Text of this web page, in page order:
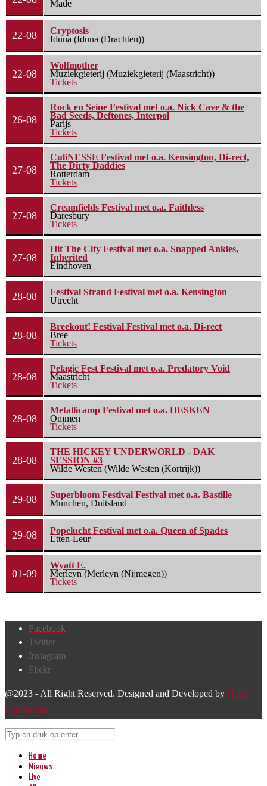
Made
22-08
Cryptosis
Iduna (Iduna (Drachten))
22-08
Wolfmother
Muziekgieterij (Muziekgieterij (Maastricht))
Tickets
26-08
Rock en Seine Festival met o.a. Nick Cave & the
Bad Seeds, Deftones, Interpol
Parijs
Tickets
27-08
CuliNESSE Festival met o.a. Kensington, Di-rect,
The Dirty Daddies
Rotterdam
Tickets
27-08
Creamfields Festival met o.a. Faithless
Daresbury
Tickets
27-08
Hit The City Festival met o.a. Snapped Ankles,
Inherited
Eindhoven
28-08
Festival Strand Festival met o.a. Kensington
Utrecht
28-08
Breekout! Festival Festival met o.a. Di-rect
Bree
Tickets
28-08
Pelagic Fest Festival met o.a. Predatory Void
Maastricht
Tickets
28-08
Metallicamp Festival met o.a. HESKEN
Ommen
Tickets
28-08
THE HICKEY UNDERWORLD - DAK
SESSION #3
Wilde Westen (Wilde Westen (Kortrijk))
29-08
Superbloom Festival Festival met o.a. Bastille
Munchen, Duitsland
29-08
Popelucht Festival met o.a. Queen of Spades
Etten-Leur
01-09
Wyatt E.
Merleyn (Merleyn (Nijmegen))
Tickets
Facebook
Twitter
Instagram
Flickr
@2023 - All Right Reserved. Designed and Developed by Harm
Lourenssen
Home
Nieuws
Live